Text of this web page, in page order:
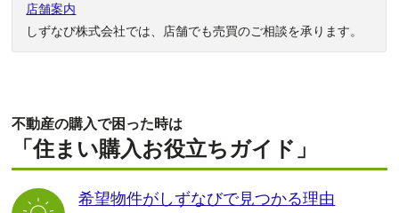
店舗案内
しずなび株式会社では、店舗でも売買のご相談を承ります。
不動産の購入で困った時は
「住まい購入お役立ちガイド」
希望物件がしずなびで見つかる理由